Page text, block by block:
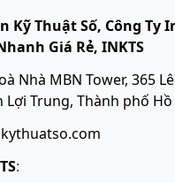
Kỹ Thuật Số, Công Ty
Giá Rẻ, INKTS
Nhà MBN Tower, 365
Lợi Trung, Thành phố
: